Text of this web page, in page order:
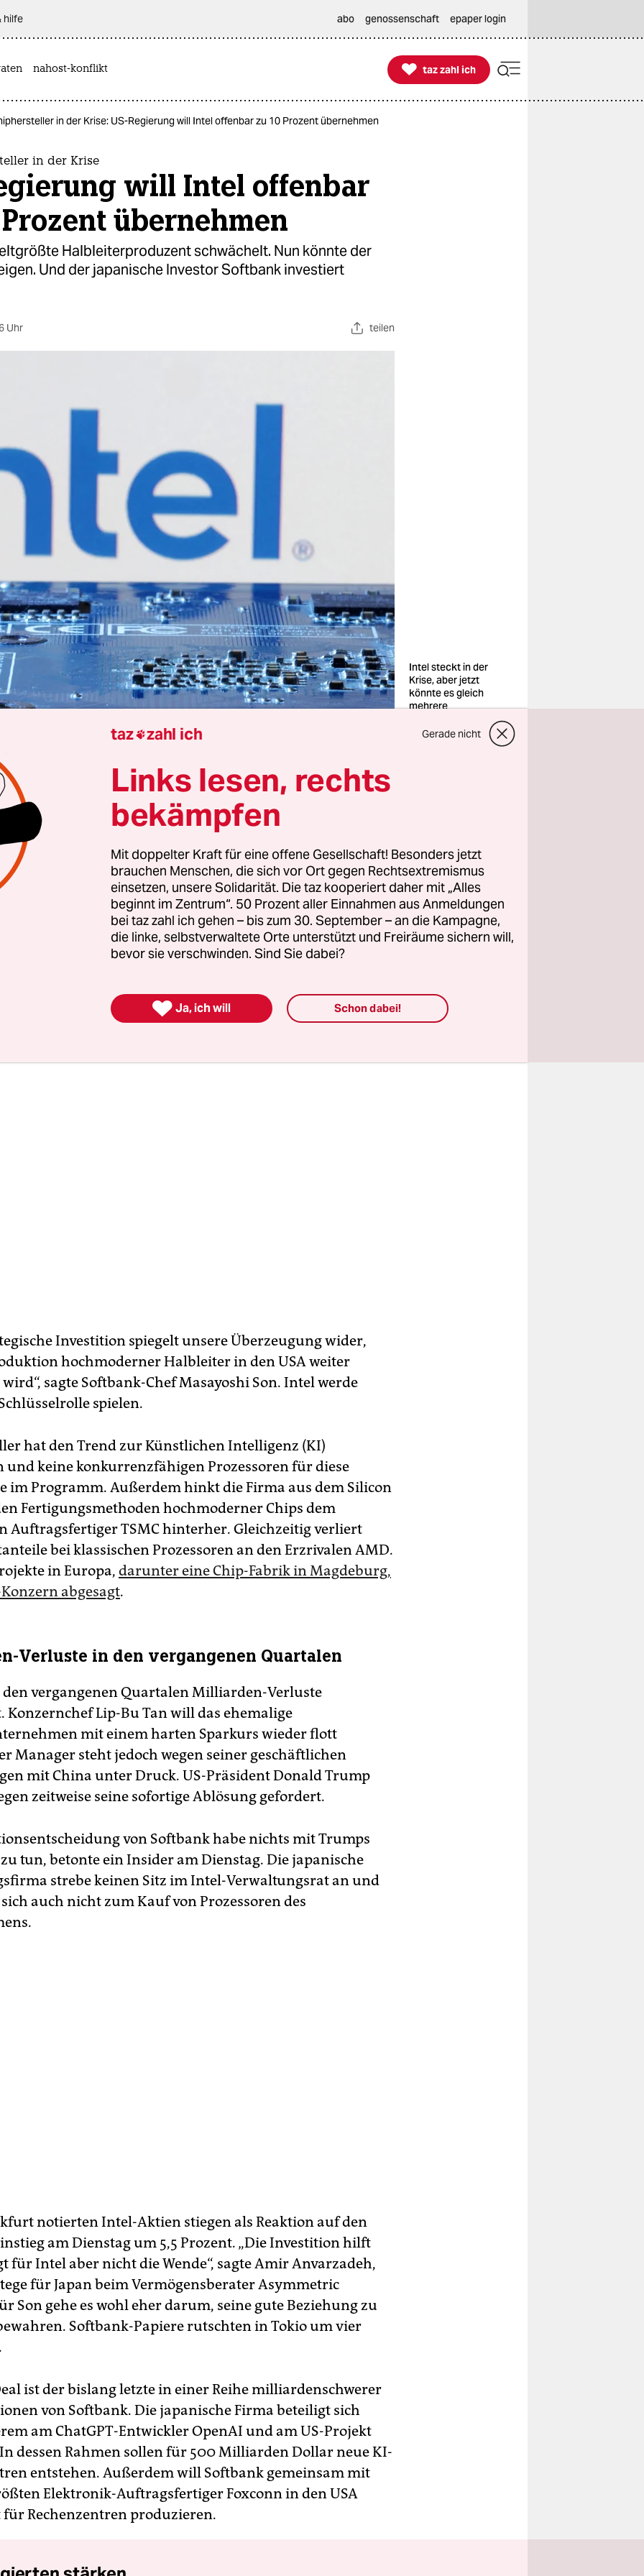
hilfe abo genossenschaft epaper login
nahost-konflikt 
taz zahl ich
taz zahl ich
in der Krise: US-Regierung will Intel offenbar zu 10 Prozent übernehmen
in der Krise
will Intel offenbar
Prozent übernehmen
Halbleiterproduzent schwächelt. Nun könnte der
Und der japanische Investor Softbank investiert
Uhr teilen
Intel steckt in der
Krise, aber jetzt
könnte es gleich
mehrere
Finanzspritzen geben
Foto: Dado
| Rettungsmission für Intel: Die Trump-Regierung erwägt,
in Höhe von rund zehn Prozent an dem kriselnden
zu erwerben. Das berichten Medien wie die
die Nachrichtenagentur Bloomberg. Damit würde der Staat
Anteilseigner des Konzerns aufsteigen, der einst der
Halbleiterproduzent war.
bekommt der Konzern aber noch eine Finanzspritze aus
Der japanische Technologie-Investor Softbank teilte am
zwei Milliarden US-Dollar kaufen zu wollen. Mit dieser
wird Softbank zu einem der zehn größten Investoren bei
Investition spiegelt unsere Überzeugung wider,
hochmoderner Halbleiter in den USA weiter
sagte Softbank-Chef Masayoshi Son. Intel werde
spielen.
hat den Trend zur Künstlichen Intelligenz (KI)
und keine konkurrenzfähigen Prozessoren für diese
im Programm. Außerdem hinkt die Firma aus dem Silicon
Fertigungsmethoden hochmoderner Chips dem
Auftragsfertiger TSMC hinterher. Gleichzeitig verliert
bei klassischen Prozessoren an den Erzrivalen AMD.
in Europa, darunter eine Chip-Fabrik in Magdeburg,
abgesagt.
Verluste in den vergangenen Quartalen
vergangenen Quartalen Milliarden-Verluste
Konzernchef Lip-Bu Tan will das ehemalige
mit einem harten Sparkurs wieder flott
Manager steht jedoch wegen seiner geschäftlichen
mit China unter Druck. US-Präsident Donald Trump
zeitweise seine sofortige Ablösung gefordert.
von Softbank habe nichts mit Trumps
tun, betonte ein Insider am Dienstag. Die japanische
strebe keinen Sitz im Intel-Verwaltungsrat an und
auch nicht zum Kauf von Prozessoren des
notierten Intel-Aktien stiegen als Reaktion auf den
am Dienstag um 5,5 Prozent. „Die Investition hilft
für Intel aber nicht die Wende“, sagte Amir Anvarzadeh,
für Japan beim Vermögensberater Asymmetric
Son gehe es wohl eher darum, seine gute Beziehung zu
Softbank-Papiere rutschten in Tokio um vier
ist der bislang letzte in einer Reihe milliardenschwerer
von Softbank. Die japanische Firma beteiligt sich
am ChatGPT-Entwickler OpenAI und am US-Projekt
In dessen Rahmen sollen für 500 Milliarden Dollar neue KI-
entstehen. Außerdem will Softbank gemeinsam mit
Elektronik-Auftragsfertiger Foxconn in den USA
Rechenzentren produzieren.
taz zahl ich Gerade nicht
Links lesen, rechts
bekämpfen
Mit doppelter Kraft für eine offene Gesellschaft! Besonders jetzt
brauchen Menschen, die sich vor Ort gegen Rechtsextremismus
einsetzen, unsere Solidarität. Die taz kooperiert daher mit „Alles
beginnt im Zentrum“. 50 Prozent aller Einnahmen aus Anmeldungen
bei taz zahl ich gehen – bis zum 30. September – an die Kampagne,
die linke, selbstverwaltete Orte unterstützt und Freiräume sichern will,
bevor sie verschwinden. Sind Sie dabei?
 Ja, ich will Schon dabei!